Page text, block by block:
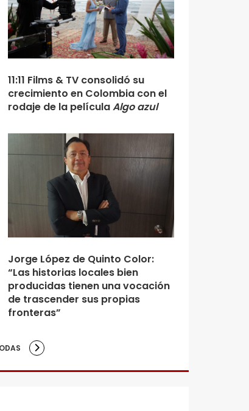
11:11 Films & TV consolidó su
crecimiento en Colombia con el
rodaje de la películaAlgo azul
Jorge López de Quinto Color:
“Las historias locales bien
producidas tienen una vocación
de trascender sus propias
fronteras”